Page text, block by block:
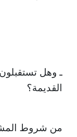
ـ وهل
القديمة؟
من شروط